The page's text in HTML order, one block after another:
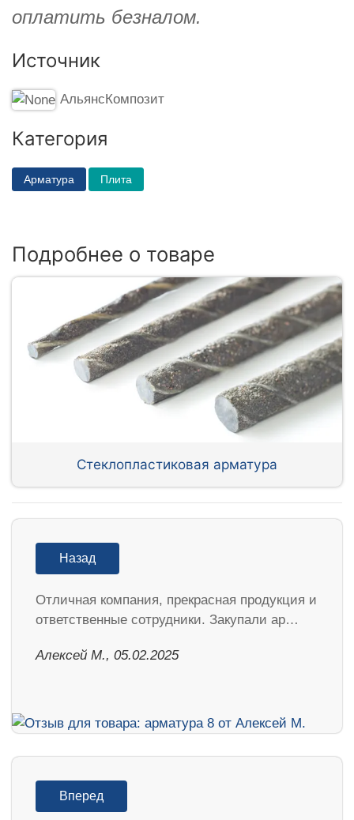
оплатить безналом.
Источник
АльянсКомпозит
Категория
Арматура Плита
Подробнее о товаре
Стеклопластиковая арматура
Назад
Отличная компания, прекрасная продукция и
ответственные сотрудники. Закупали ар…
Алексей М., 05.02.2025
Вперед